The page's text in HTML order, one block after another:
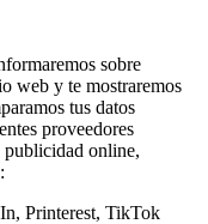
sobre
web y te mostraremos
tus datos
proveedores
publicidad online,
Printerest, TikTok